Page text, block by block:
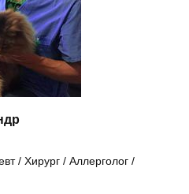
/ Хирург / Аллерголог /